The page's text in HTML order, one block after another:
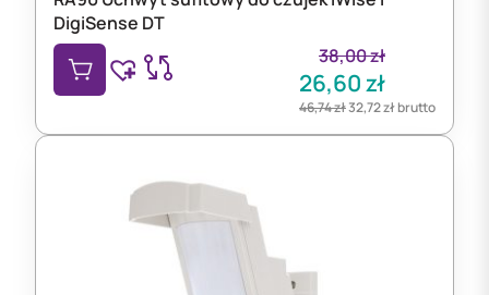
DigiSense DT
38,00zł
26,60zł
46,74zł32,72złbrutto